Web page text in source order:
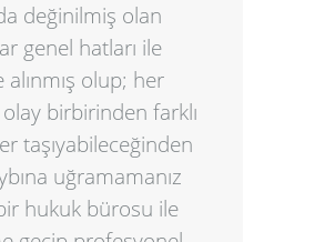
değinilmiş olan
genel hatları ile
alınmış olup; her
birbirinden farklı
taşıyabileceğinden
uğramamanız
hukuk bürosu ile